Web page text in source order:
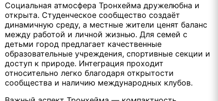
Социальная атмосфера Тронхейма дружелюбна и
открыта. Студенческое сообщество создаёт
динамичную среду, а местные жители ценят баланс
между работой и личной жизнью. Для семей с
детьми город предлагает качественные
образовательные учреждения, спортивные секции и
доступ к природе. Интеграция проходит
относительно легко благодаря открытости
сообщества и наличию международных клубов.